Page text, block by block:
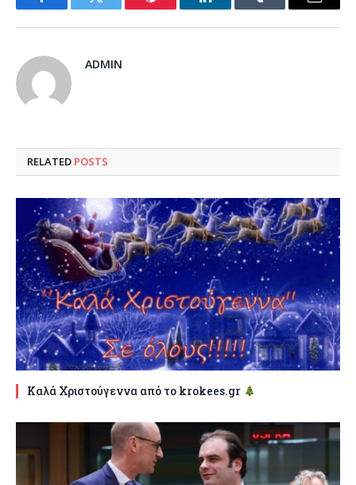
FacebookTwitter Pinterest LinkedInTumblr Email
ADMIN
RELATED POSTS
Καλά Χριστούγεννα από το krokees.gr